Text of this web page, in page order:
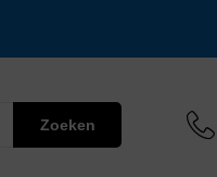
Zoeken